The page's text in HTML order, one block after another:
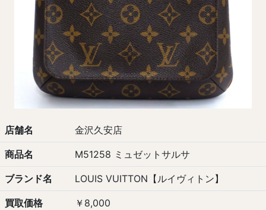
店舗名 金沢久安店
商品名 M51258 ミュゼットサルサ
ブランド名 LOUIS VUITTON【ルイヴィトン】
買取価格 ￥8,000